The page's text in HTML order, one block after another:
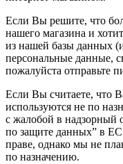
Если Вы решите, что
нашего магазина и
из нашей базы данных
персональные данные,
пожалуйста отправьте
Если Вы считаете, что
используются не по
с жалобой в надзорный
по защите данных” в
праве, однако мы не
по назначению.